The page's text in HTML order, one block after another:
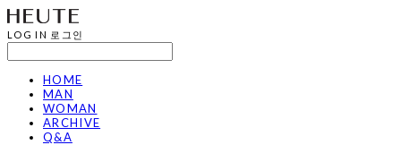
LOG IN 로그인
HOME
MAN
WOMAN
ARCHIVE
Q&A